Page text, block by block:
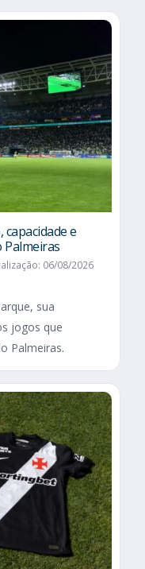
e
06/08/2026
sua
jogos que
Palmeiras.